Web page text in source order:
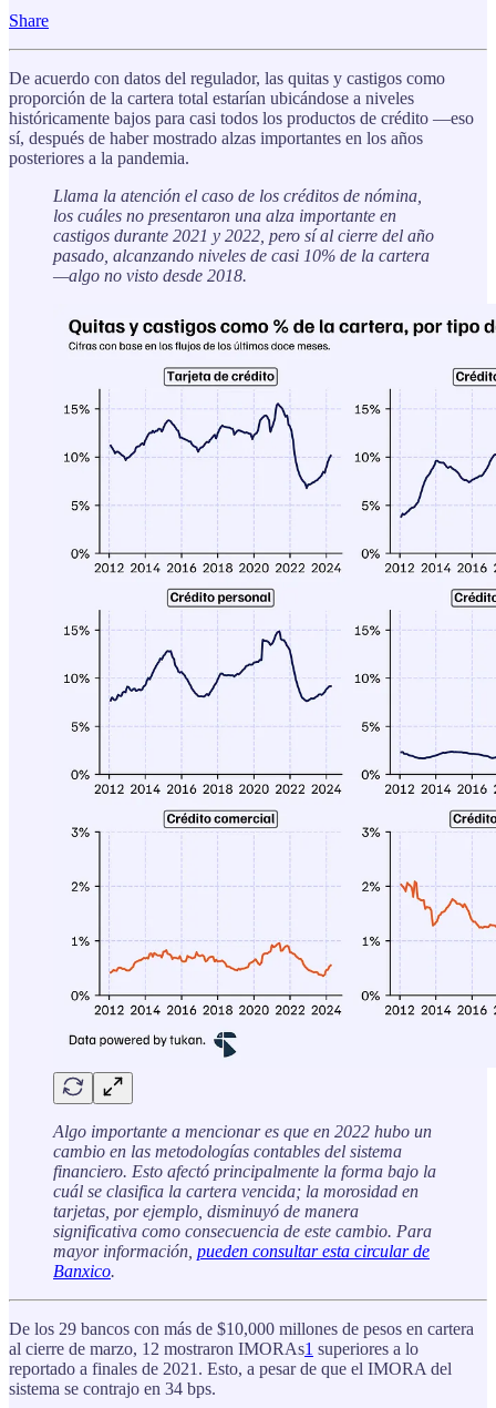
Share
De acuerdo con datos del regulador, las quitas y castigos como
proporción de la cartera total estarían ubicándose a niveles
históricamente bajos para casi todos los productos de crédito —eso
sí, después de haber mostrado alzas importantes en los años
posteriores a la pandemia.
Llama la atención el caso de los créditos de nómina,
los cuáles no presentaron una alza importante en
castigos durante 2021 y 2022, pero sí al cierre del año
pasado, alcanzando niveles de casi 10% de la cartera
—algo no visto desde 2018.
Algo importante a mencionar es que en 2022 hubo un
cambio en las metodologías contables del sistema
financiero. Esto afectó principalmente la forma bajo la
cuál se clasifica la cartera vencida; la morosidad en
tarjetas, por ejemplo, disminuyó de manera
significativa como consecuencia de este cambio. Para
mayor información, pueden consultar esta circular de
Banxico.
De los 29 bancos con más de $10,000 millones de pesos en cartera
al cierre de marzo, 12 mostraron IMORAs1 superiores a lo
reportado a finales de 2021. Esto, a pesar de que el IMORA del
sistema se contrajo en 34 bps.